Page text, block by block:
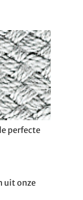
perfecte
uit onze